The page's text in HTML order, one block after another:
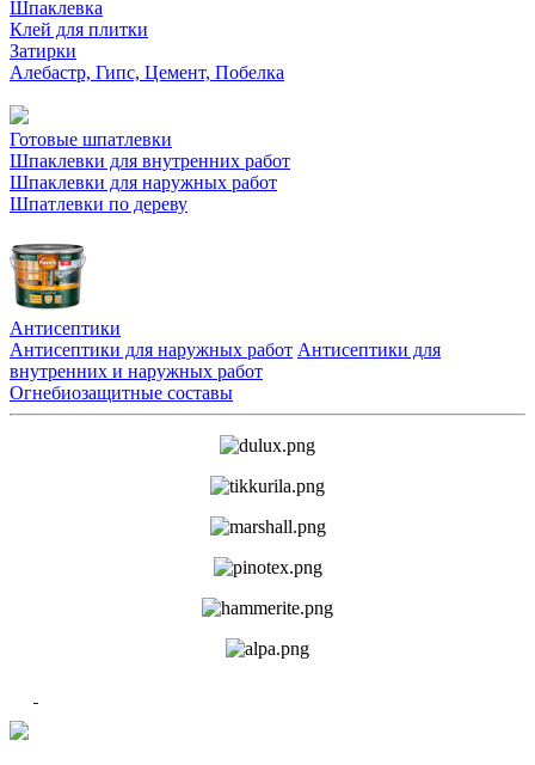
Шпаклевка
Клей для плитки
Затирки
Алебастр, Гипс, Цемент, Побелка
Готовые шпатлевки
Шпаклевки для внутренних работ
Шпаклевки для наружных работ
Шпатлевки по дереву
Антисептики
Антисептики для наружных работ Антисептики для
внутренних и наружных работ
Огнебиозащитные составы